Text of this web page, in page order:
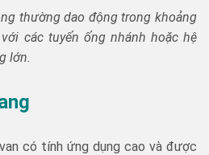
thường dao động trong khoảng
các tuyến ống nhánh hoặc hệ
lớn.
có tính ứng dụng cao và được